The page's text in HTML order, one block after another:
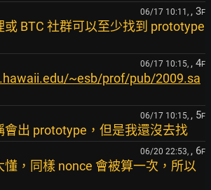
06/17 10:11, , 3F
或 BTC 社群可以至少找到 prototype
06/17 10:15, , 4F
~esb/prof/pub/2009.sa
06/17 10:15, , 5F
會出 prototype，但是我還沒去找
06/20 22:53, , 6F
，同樣 nonce 會被算一次，所以